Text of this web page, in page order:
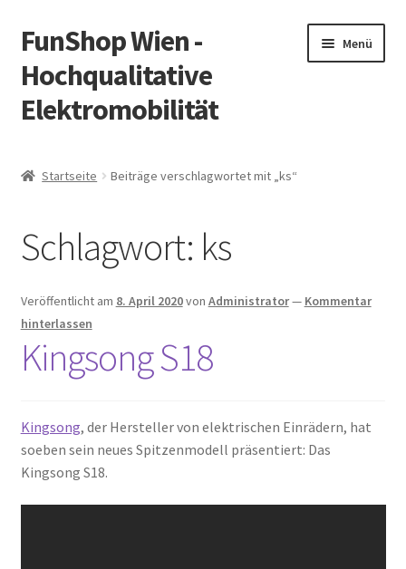
Zur
Navigation
springen
Zum
Inhalt
springen
FunShop Wien -
Hochqualitative
Elektromobilität
Menü
Vorsicht Internetbetrug
Über FunShop
öffnen
Impressum
Startseite Beiträge verschlagwortet mit „ks“
Schlagwort: ks
Veröffentlicht am 8. April 2020von Administrator— Kommentar
hinterlassen
Kingsong S18
Kingsong, der Hersteller von elektrischen Einrädern, hat
soeben sein neues Spitzenmodell präsentiert: Das
Kingsong S18.